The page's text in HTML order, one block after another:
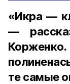
«Икра —
—
те самые